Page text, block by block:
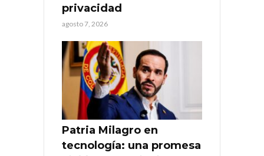
privacidad
agosto 7, 2026
Patria Milagro en
tecnología: una promesa